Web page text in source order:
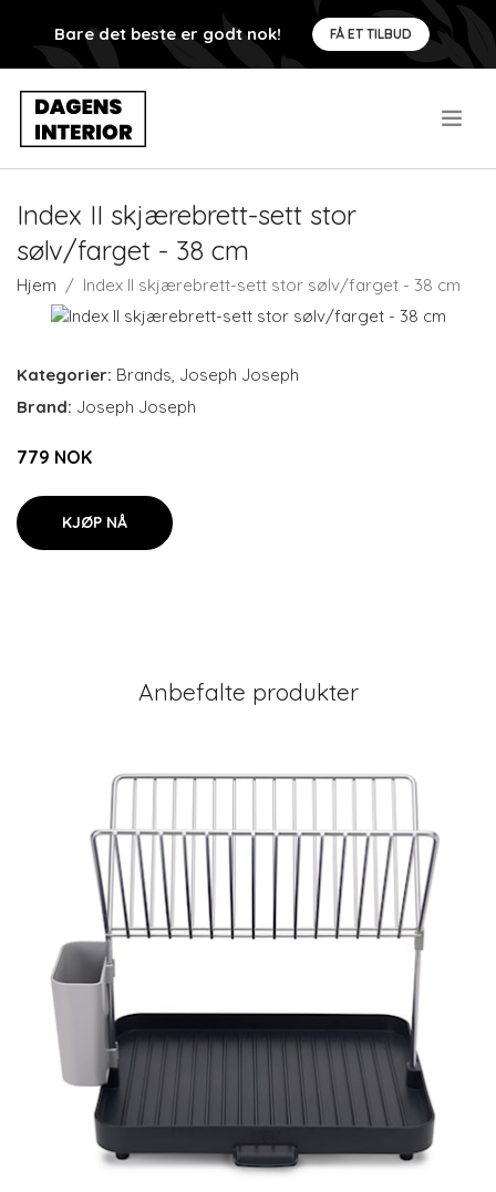
Bare det beste er godt nok! FÅ ET TILBUD
Index II skjærebrett-sett stor
sølv/farget - 38 cm
Hjem Index II skjærebrett-sett stor sølv/farget - 38 cm
Kategorier: Brands Joseph Joseph
Brand: Joseph Joseph
779 NOK
KJØP NÅ
Anbefalte produkter